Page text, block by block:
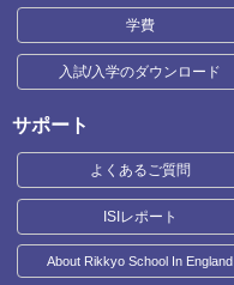
学費
入試/入学のダウンロード
サポート
よくあるご質問
ISIレポート
About Rikkyo School In England